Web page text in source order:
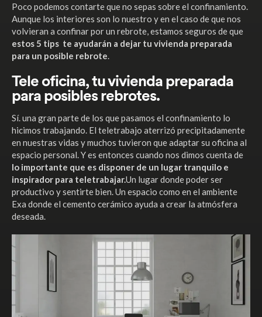
Poco podemos contarte que no sepas sobre el confinamiento.
Aunque los interiores son lo nuestro y en el caso de que nos
volvieran a confinar por un rebrote, estamos seguros de que
estos 5 tips te ayudarán a dejar tu vivienda preparada
para un posible rebrote.
Tele oficina, tu vivienda preparada
para posibles rebrotes.
Sí. una gran parte de los que pasamos el confinamiento lo
hicimos trabajando. El teletrabajo aterrizó precipitadamente
en nuestras vidas y muchos tuvieron que adaptar su oficina al
espacio personal. Y es entonces cuando nos dimos cuenta de
lo importante que es disponer de un lugar tranquilo e
inspirador para teletrabajar.Un lugar donde poder ser
productivo y sentirte bien. Un espacio como en el ambiente
Exa donde el cemento cerámico ayuda a crear la atmósfera
deseada.